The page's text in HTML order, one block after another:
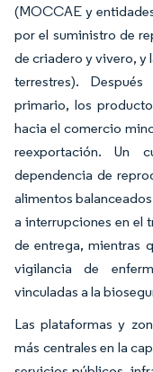
(MOCCAE y
por el suministro de
de criadero y vivero, y
terrestres).
primario, los
hacia el comercio
reexportación. Un
dependencia de
alimentos
a interrupciones en el
de entrega, mientras
vigilancia de
vinculadas a la
Las plataformas y
más centrales en la